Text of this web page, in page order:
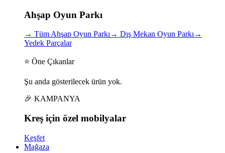
Ahşap Oyun Parkı
→ Tüm Ahşap Oyun Parkı→ Dış Mekan Oyun Parkı→
Yedek Parçalar
⭐ Öne Çıkanlar
Şu anda gösterilecek ürün yok.
🎉 KAMPANYA
Kreş için özel mobilyalar
Keşfet
Mağaza